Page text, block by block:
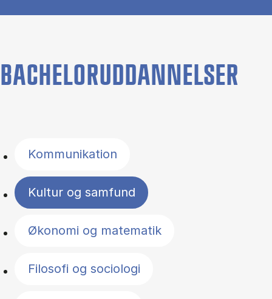
BACHELORUDDANNELSER
Kommunikation
Kultur og samfund
Økonomi og matematik
Filosofi og sociologi